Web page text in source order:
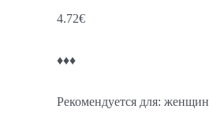
4.72€
♦♦♦
Рекомендуется для: женщин